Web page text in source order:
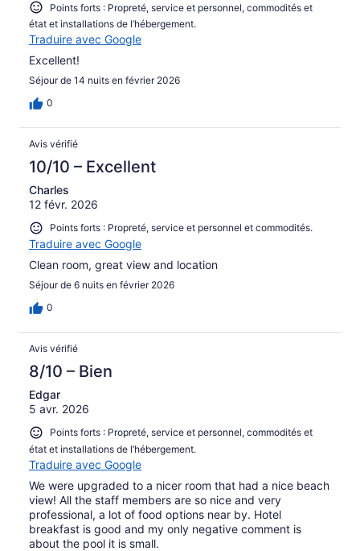
Points forts : Propreté, service et personnel, commodités et
état et installations de l’hébergement.
Traduire avec Google
Excellent!
Séjour de 14 nuits en février 2026
0
Avis vérifié
10/10 – Excellent
Charles
12 févr. 2026
Points forts : Propreté, service et personnel et commodités.
Traduire avec Google
Clean room, great view and location
Séjour de 6 nuits en février 2026
0
Avis vérifié
8/10 – Bien
Edgar
5 avr. 2026
Points forts : Propreté, service et personnel, commodités et
état et installations de l’hébergement.
Traduire avec Google
We were upgraded to a nicer room that had a nice beach
view! All the staff members are so nice and very
professional, a lot of food options near by. Hotel
breakfast is good and my only negative comment is
about the pool it is small.